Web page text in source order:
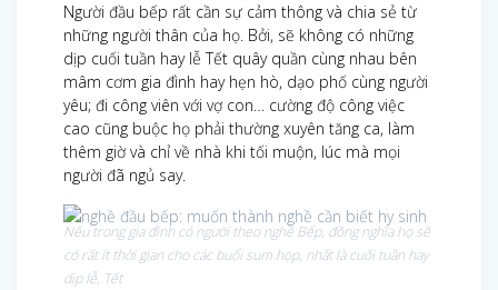
Người đầu bếp rất cần sự cảm thông và chia sẻ từ
những người thân của họ. Bởi, sẽ không có những
dịp cuối tuần hay lễ Tết quây quần cùng nhau bên
mâm cơm gia đình hay hẹn hò, dạo phố cùng người
yêu; đi công viên với vợ con… cường độ công việc
cao cũng buộc họ phải thường xuyên tăng ca, làm
thêm giờ và chỉ về nhà khi tối muộn, lúc mà mọi
người đã ngủ say.
Nếu trong gia đình có người theo nghề Bếp, đồng nghĩa họ sẽ
có rất ít thời gian cho các buổi sum họp, nhất là cuối tuần hay
dịp lễ, Tết